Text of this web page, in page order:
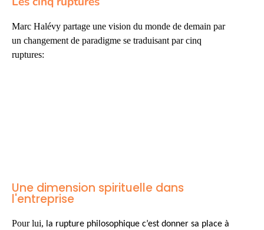
Marc Halévy partage une vision du monde de demain par
un changement de paradigme se traduisant par cinq
ruptures:
Une dimension spirituelle dans
l'entreprise
Pour lui, la rupture philosophique c’est donner sa place à